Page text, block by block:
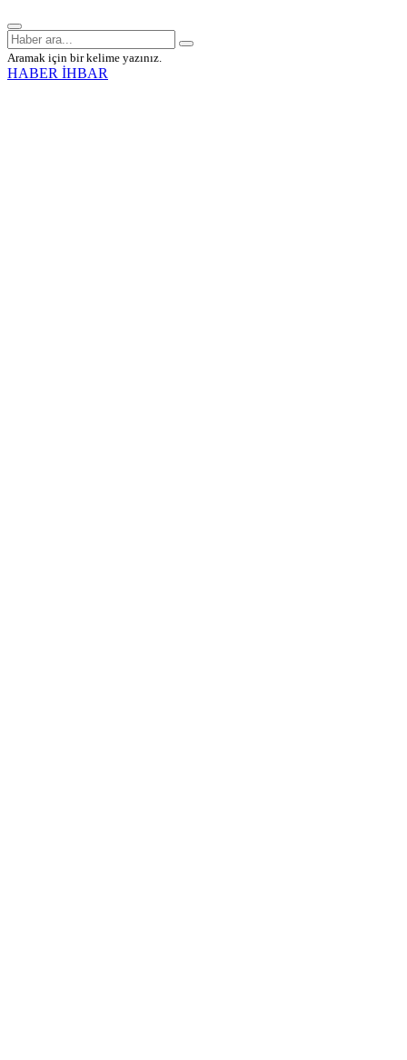
Aramak için bir kelime yazınız.
HABER İHBAR